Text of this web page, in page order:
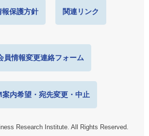
報保護方針 関連リンク
員情報変更連絡フォーム
案内希望・宛先変更・中止
Research Institute. All Rights Reserved.